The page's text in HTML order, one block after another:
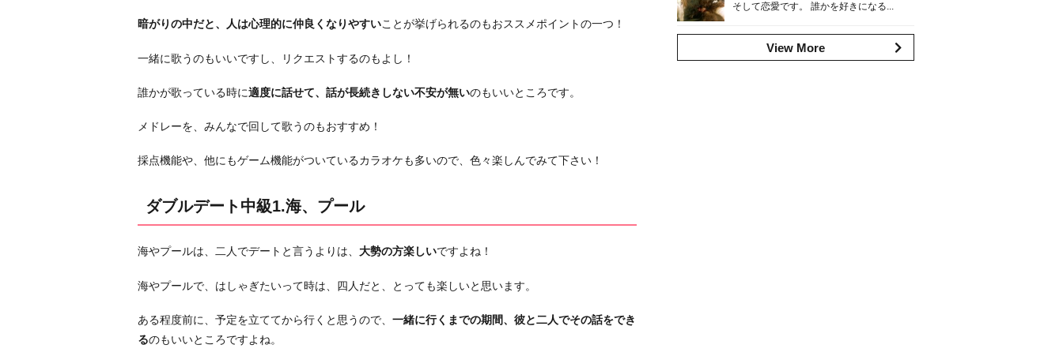
1.
海、
ー
ダ
ブ
ー
中
2.
暗がりの中だと、人は心理的に仲良くなりやすいことが挙げられるのもおススメポイントの一つ！
一緒に歌うのもいいですし、リクエストするのもよし！
誰かが歌っている時に適度に話せて、話が長続きしない不安が無いのもいいところです。
メドレーを、みんなで回して歌うのもおすすめ！
採点機能や、他にもゲーム機能がついているカラオケも多いので、色々楽しんでみて下さい！
ダブルデート中級1.海、プール
海やプールは、二人でデートと言うよりは、 大勢の方楽しいですよね！
海やプールで、はしゃぎたいって時は、四人だと、とっても楽しいと思います。
ある程度前に、予定を立ててから行くと思うので、 一緒に行くまでの期間、彼と二人でその話をでき
るのもいいところですよね。
そして恋愛です。 誰かを好きになる...
View More